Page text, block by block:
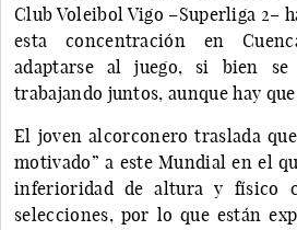
Club Voleibol Vigo –Superliga 2–
esta concentración en
adaptarse al juego, si bien se
trabajando juntos, aunque hay
El joven alcorconero traslada
motivado” a este Mundial en el
inferioridad de altura y físico
selecciones, por lo que están